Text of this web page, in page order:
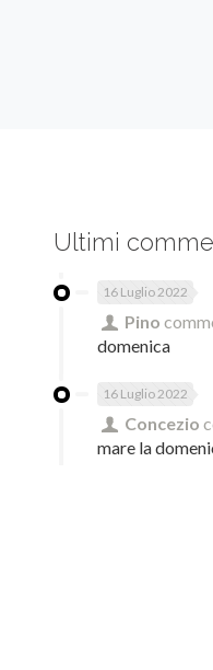
Ultimi
16 Luglio 2022
Pino
domenica
16 Luglio 2022
Concezio
mare la